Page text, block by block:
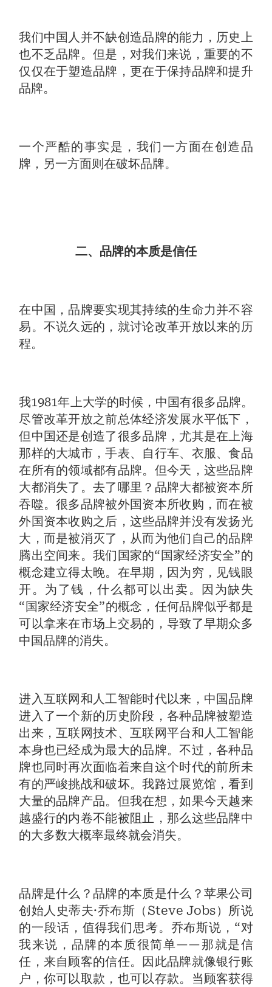
我们中国人并不缺创造品牌的能力，历史上
也不乏品牌。但是，对我们来说，重要的不
仅仅在于塑造品牌，更在于保持品牌和提升
品牌。
一个严酷的事实是，我们一方面在创造品
牌，另一方面则在破坏品牌。
二、品牌的本质是信任
在中国，品牌要实现其持续的生命力并不容
易。不说久远的，就讨论改革开放以来的历
程。
我1981年上大学的时候，中国有很多品牌。
尽管改革开放之前总体经济发展水平低下，
但中国还是创造了很多品牌，尤其是在上海
那样的大城市，手表、自行车、衣服、食品
在所有的领域都有品牌。但今天，这些品牌
大都消失了。去了哪里？品牌大都被资本所
吞噬。很多品牌被外国资本所收购，而在被
外国资本收购之后，这些品牌并没有发扬光
大，而是被消灭了，从而为他们自己的品牌
腾出空间来。我们国家的“国家经济安全”的
概念建立得太晚。在早期，因为穷，见钱眼
开。为了钱，什么都可以出卖。因为缺失
“国家经济安全”的概念，任何品牌似乎都是
可以拿来在市场上交易的，导致了早期众多
中国品牌的消失。
进入互联网和人工智能时代以来，中国品牌
进入了一个新的历史阶段，各种品牌被塑造
出来，互联网技术、互联网平台和人工智能
本身也已经成为最大的品牌。不过，各种品
牌也同时再次面临着来自这个时代的前所未
有的严峻挑战和破坏。我路过展览馆，看到
大量的品牌产品。但我在想，如果今天越来
越盛行的内卷不能被阻止，那么这些品牌中
的大多数大概率最终就会消失。
品牌是什么？品牌的本质是什么？苹果公司
创始人史蒂夫·乔布斯（Steve Jobs）所说
的一段话，值得我们思考。乔布斯说，“对
我来说，品牌的本质很简单——那就是信
任，来自顾客的信任。因此品牌就像银行账
户，你可以取款，也可以存款。当顾客获得